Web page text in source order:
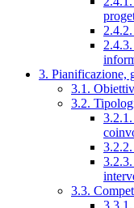
3. Pianificazione,
3.1.
3.2.
3.3.